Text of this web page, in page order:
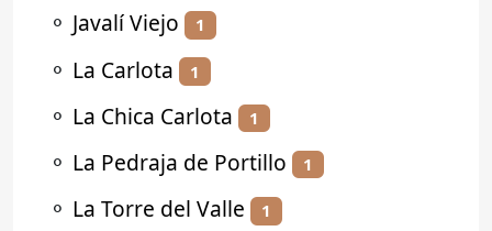
⚬ Javalí Viejo 1
⚬ La Carlota 1
⚬ La Chica Carlota 1
⚬ La Pedraja de Portillo 1
⚬ La Torre del Valle 1